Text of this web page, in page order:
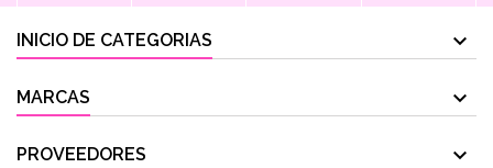
INICIO DE CATEGORIAS
MARCAS
PROVEEDORES